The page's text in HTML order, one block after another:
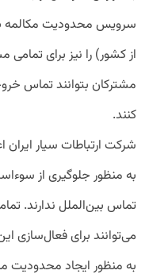
از کشور) را نیز برای تمامی
مشترکان بتوانند تماس
کنند.
شرکت ارتباطات سیار
به منظور جلوگیری از‌
تماس بین‌الملل ندارند.
به منظور ایجاد محدودیت